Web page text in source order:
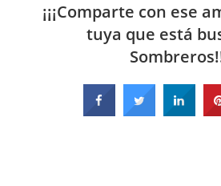
¡¡¡Comparte con ese
tuya que está